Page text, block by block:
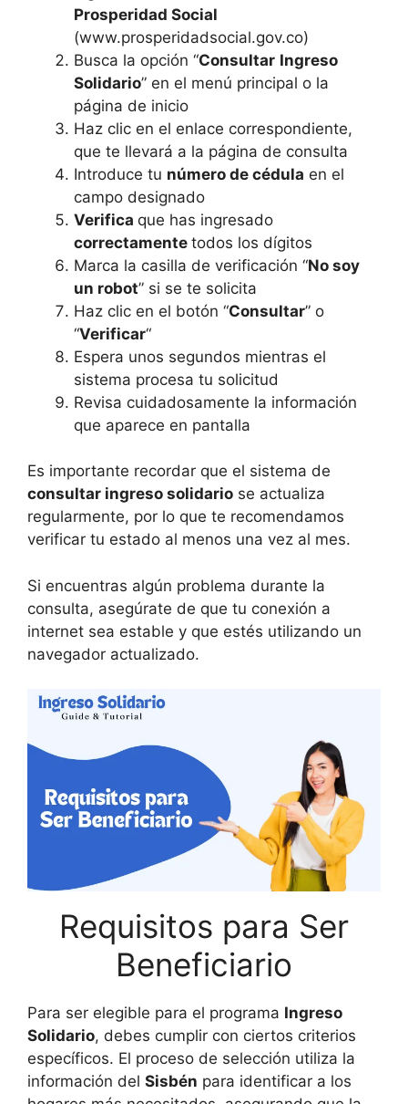
Prosperidad Social
(www.prosperidadsocial.gov.co)
Busca la opción “Consultar Ingreso
Solidario” en el menú principal o la
página de inicio
Haz clic en el enlace correspondiente,
que te llevará a la página de consulta
Introduce tu número de cédula en el
campo designado
Verifica que has ingresado
correctamente todos los dígitos
Marca la casilla de verificación “No soy
un robot” si se te solicita
Haz clic en el botón “Consultar” o
“Verificar“
Espera unos segundos mientras el
sistema procesa tu solicitud
Revisa cuidadosamente la información
que aparece en pantalla
Es importante recordar que el sistema de
consultar ingreso solidario se actualiza
regularmente, por lo que te recomendamos
verificar tu estado al menos una vez al mes.
Si encuentras algún problema durante la
consulta, asegúrate de que tu conexión a
internet sea estable y que estés utilizando un
navegador actualizado.
Requisitos para Ser
Beneficiario
Para ser elegible para el programa Ingreso
Solidario, debes cumplir con ciertos criterios
específicos. El proceso de selección utiliza la
información del Sisbén para identificar a los